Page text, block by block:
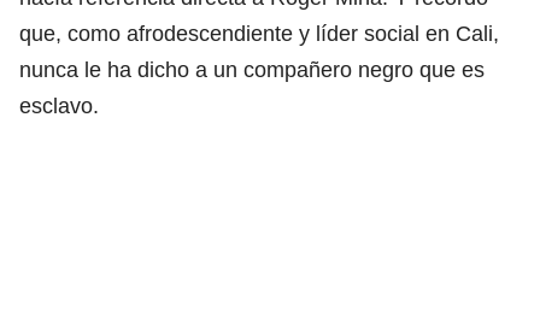
que, como afrodescendiente y líder social en Cali,
nunca le ha dicho a un compañero negro que es
esclavo.